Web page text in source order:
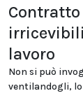
Contratto
lavoro
Non si può
ventilandogli,